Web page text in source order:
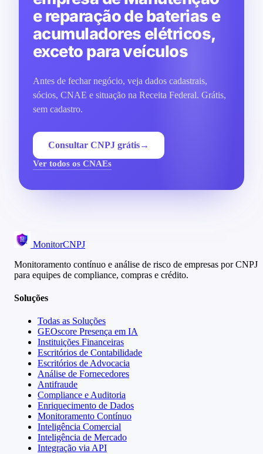
e reparação de baterias e
acumuladores elétricos,
exceto para veículos
Antes de fechar negócio, veja dados cadastrais,
sócios, CNAE e situação na Receita Federal. Grátis,
sem cadastro.
Consultar CNPJ grátis→
Ver todos os CNAEs
MonitorCNPJ
Monitoramento contínuo e análise de risco de empresas por CNPJ
para equipes de compliance, compras e crédito.
Soluções
Todas as Soluções
GEOscore Presença em IA
Instituições Financeiras
Escritórios de Contabilidade
Escritórios de Advocacia
Análise de Fornecedores
Antifraude
Compliance e Auditoria
Enriquecimento de Dados
Monitoramento Contínuo
Inteligência Comercial
Inteligência de Mercado
Integração via API